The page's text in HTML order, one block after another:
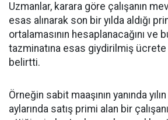
Uzmanlar, karara göre çalışanın
esas alınarak son bir yılda aldığı
ortalamasının hesaplanacağını ve
tazminatına esas giydirilmiş
belirtti.
Örneğin sabit maaşının yanında
aylarında satış primi alan bir